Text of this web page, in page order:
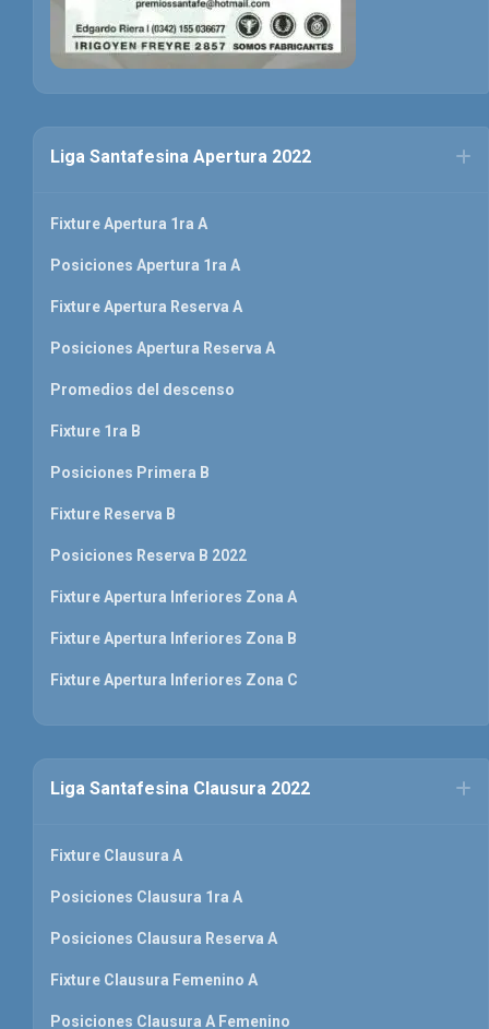
Liga Santafesina Apertura 2022
Fixture Apertura 1ra A
Posiciones Apertura 1ra A
Fixture Apertura Reserva A
Posiciones Apertura Reserva A
Promedios del descenso
Fixture 1ra B
Posiciones Primera B
Fixture Reserva B
Posiciones Reserva B 2022
Fixture Apertura Inferiores Zona A
Fixture Apertura Inferiores Zona B
Fixture Apertura Inferiores Zona C
Liga Santafesina Clausura 2022
Fixture Clausura A
Posiciones Clausura 1ra A
Posiciones Clausura Reserva A
Fixture Clausura Femenino A
Posiciones Clausura A Femenino